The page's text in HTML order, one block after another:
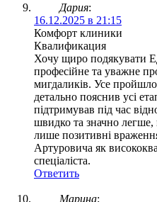
Дария:
16.12.2025 в 21:15
Комфорт клиники
Квалификация
Хочу щиро подякувати
професійне та уважне
мигдаликів. Усе
детально пояснив усі
підтримував під час
швидко та значно легше,
лише позитивні
Артуровича як
спеціаліста.
Ответить
Марина: